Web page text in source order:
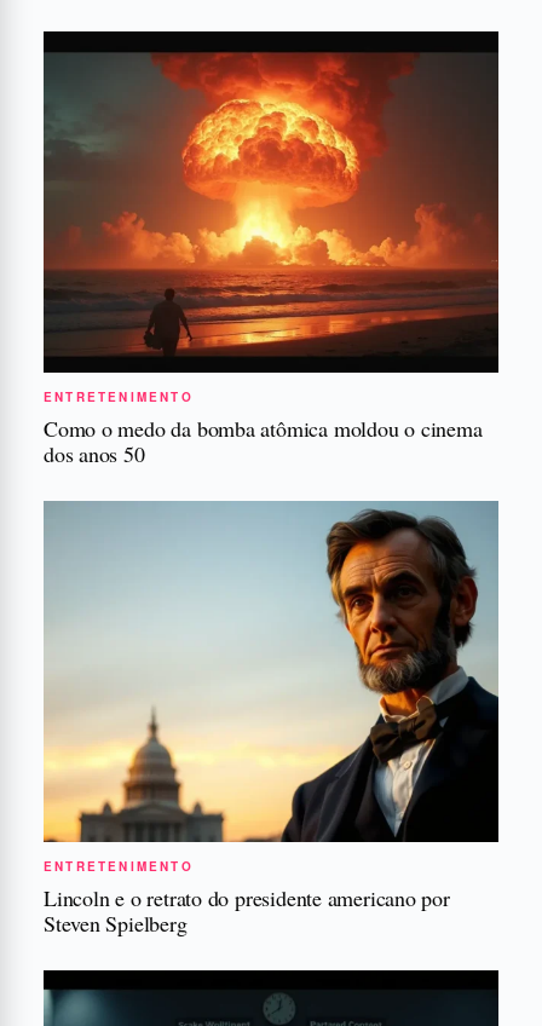
ENTRETENIMENTO
Como o medo da bomba atômica moldou o cinema
dos anos 50
ENTRETENIMENTO
Lincoln e o retrato do presidente americano por
Steven Spielberg